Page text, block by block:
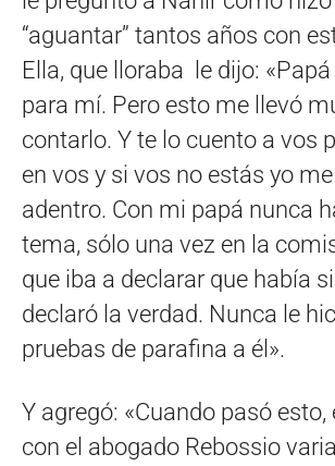
“aguantar” tantos años con
Ella, que lloraba le dijo:
para mí. Pero esto me llevó
contarlo. Y te lo cuento a vos
en vos y si vos no estás yo
adentro. Con mi papá nunca
tema, sólo una vez en la
que iba a declarar que había
declaró la verdad. Nunca le
pruebas de parafina a él».
Y agregó: «Cuando pasó esto,
con el abogado Rebossio